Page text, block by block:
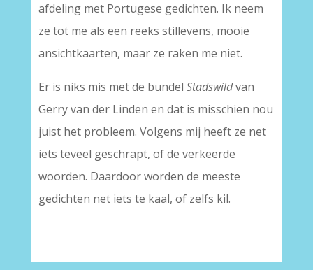
afdeling met Portugese gedichten. Ik neem
ze tot me als een reeks stillevens, mooie
ansichtkaarten, maar ze raken me niet.
Er is niks mis met de bundel Stadswildvan
Gerry van der Linden en dat is misschien nou
juist het probleem. Volgens mij heeft ze net
iets teveel geschrapt, of de verkeerde
woorden. Daardoor worden de meeste
gedichten net iets te kaal, of zelfs kil.